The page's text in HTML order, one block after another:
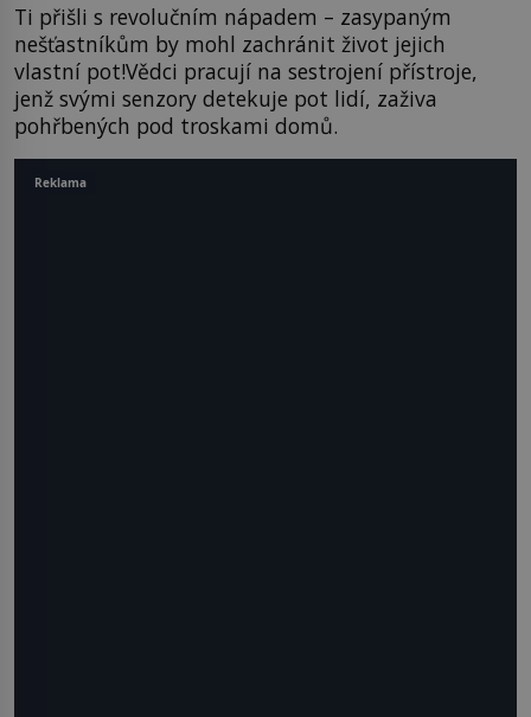
Ti přišli s revolučním nápadem – zasypaným
nešťastníkům by mohl zachránit život jejich
vlastní pot!Vědci pracují na sestrojení přístroje,
jenž svými senzory detekuje pot lidí, zaživa
pohřbených pod troskami domů.
Reklama